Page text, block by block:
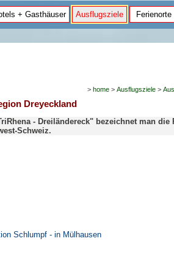
+ Gasthäuser Ausflugsziele Ferienorte
> home> Ausflugsziele>
Dreyeckland
- Dreiländereck" bezeichnet man die
Schweiz.
Schlumpf - in Mülhausen